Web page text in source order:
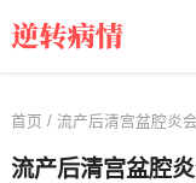
首页 / 流产后清宫盆腔炎
流产后清宫盆腔